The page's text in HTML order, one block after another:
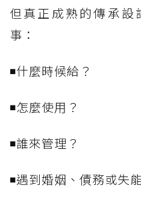
但真正成熟的傳承設
事：
◾什麼時候給？
◾怎麼使用？
◾誰來管理？
◾遇到婚姻、債務或失